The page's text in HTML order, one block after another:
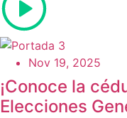
Nov 19, 2025
¡Conoce la
Elecciones